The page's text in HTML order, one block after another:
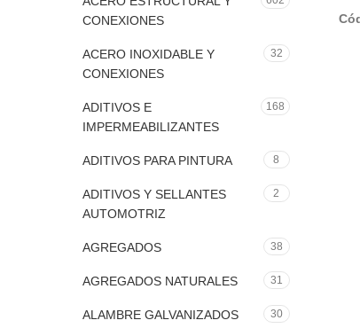
CONEXIONES
ACERO INOXIDABLE Y
CONEXIONES
32
ADITIVOS E
IMPERMEABILIZANTES
168
ADITIVOS PARA PINTURA 8
ADITIVOS Y SELLANTES
AUTOMOTRIZ
2
AGREGADOS 38
AGREGADOS NATURALES 31
ALAMBRE GALVANIZADOS 30